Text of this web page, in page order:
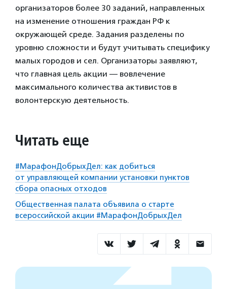
организаторов более 30 заданий, направленных
на изменение отношения граждан РФ к
окружающей среде. Задания разделены по
уровню сложности и будут учитывать специфику
малых городов и сел. Организаторы заявляют,
что главная цель акции — вовлечение
максимального количества активистов в
волонтерскую деятельность.
Читать еще
#МарафонДобрыхДел: как добиться
от управляющей компании установки пунктов
сбора опасных отходов
Общественная палата объявила о старте
всероссийской акции #МарафонДобрыхДел